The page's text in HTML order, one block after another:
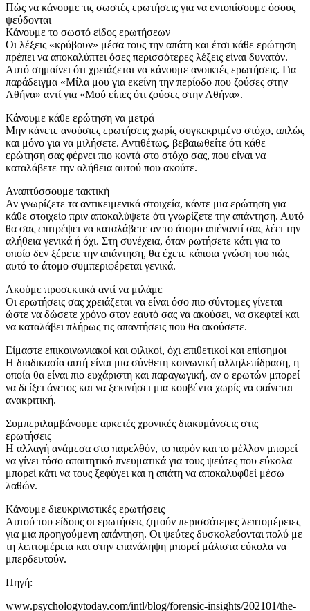
Πώς να κάνουμε τις σωστές ερωτήσεις για να εντοπίσουμε όσους
ψεύδονται
Κάνουμε το σωστό είδος ερωτήσεων
Οι λέξεις «κρύβουν» μέσα τους την απάτη και έτσι κάθε ερώτηση
πρέπει να αποκαλύπτει όσες περισσότερες λέξεις είναι δυνατόν.
Αυτό σημαίνει ότι χρειάζεται να κάνουμε ανοικτές ερωτήσεις. Για
παράδειγμα «Μίλα μου για εκείνη την περίοδο που ζούσες στην
Αθήνα» αντί για «Μού είπες ότι ζούσες στην Αθήνα».
Κάνουμε κάθε ερώτηση να μετρά
Μην κάνετε ανούσιες ερωτήσεις χωρίς συγκεκριμένο στόχο, απλώς
και μόνο για να μιλήσετε. Αντιθέτως, βεβαιωθείτε ότι κάθε
ερώτηση σας φέρνει πιο κοντά στο στόχο σας, που είναι να
καταλάβετε την αλήθεια αυτού που ακούτε.
Αναπτύσσουμε τακτική
Αν γνωρίζετε τα αντικειμενικά στοιχεία, κάντε μια ερώτηση για
κάθε στοιχείο πριν αποκαλύψετε ότι γνωρίζετε την απάντηση. Αυτό
θα σας επιτρέψει να καταλάβετε αν το άτομο απέναντί σας λέει την
αλήθεια γενικά ή όχι. Στη συνέχεια, όταν ρωτήσετε κάτι για το
οποίο δεν ξέρετε την απάντηση, θα έχετε κάποια γνώση του πώς
αυτό το άτομο συμπεριφέρεται γενικά.
Ακούμε προσεκτικά αντί να μιλάμε
Οι ερωτήσεις σας χρειάζεται να είναι όσο πιο σύντομες γίνεται
ώστε να δώσετε χρόνο στον εαυτό σας να ακούσει, να σκεφτεί και
να καταλάβει πλήρως τις απαντήσεις που θα ακούσετε.
Είμαστε επικοινωνιακοί και φιλικοί, όχι επιθετικοί και επίσημοι
Η διαδικασία αυτή είναι μια σύνθετη κοινωνική αλληλεπίδραση, η
οποία θα είναι πιο ευχάριστη και παραγωγική, αν ο ερωτών μπορεί
να δείξει άνετος και να ξεκινήσει μια κουβέντα χωρίς να φαίνεται
ανακριτική.
Συμπεριλαμβάνουμε αρκετές χρονικές διακυμάνσεις στις
ερωτήσεις
Η αλλαγή ανάμεσα στο παρελθόν, το παρόν και το μέλλον μπορεί
να γίνει τόσο απαιτητικό πνευματικά για τους ψεύτες που εύκολα
μπορεί κάτι να τους ξεφύγει και η απάτη να αποκαλυφθεί μέσω
λαθών.
Κάνουμε διευκρινιστικές ερωτήσεις
Αυτού του είδους οι ερωτήσεις ζητούν περισσότερες λεπτομέρειες
για μια προηγούμενη απάντηση. Οι ψεύτες δυσκολεύονται πολύ με
τη λεπτομέρεια και στην επανάληψη μπορεί μάλιστα εύκολα να
μπερδευτούν.
Πηγή:
www.psychologytoday.com/intl/blog/forensic-insights/202101/the-